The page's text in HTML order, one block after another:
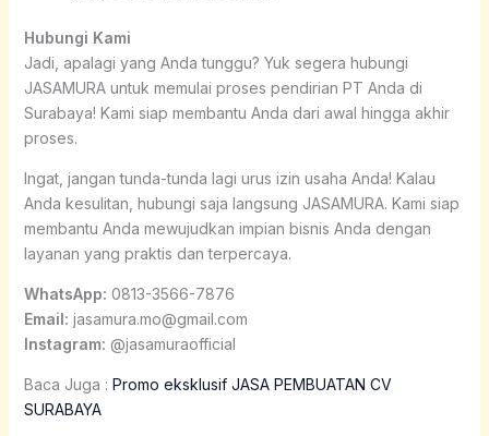
Hubungi Kami
Jadi, apalagi yang Anda tunggu? Yuk segera hubungi
JASAMURA untuk memulai proses pendirian PT Anda di
Surabaya! Kami siap membantu Anda dari awal hingga akhir
proses.
Ingat, jangan tunda-tunda lagi urus izin usaha Anda! Kalau
Anda kesulitan, hubungi saja langsung JASAMURA. Kami siap
membantu Anda mewujudkan impian bisnis Anda dengan
layanan yang praktis dan terpercaya.
WhatsApp: 0813-3566-7876
Email: jasamura.mo@gmail.com
Instagram: @jasamuraofficial
Baca Juga : Promo eksklusif JASA PEMBUATAN CV
SURABAYA